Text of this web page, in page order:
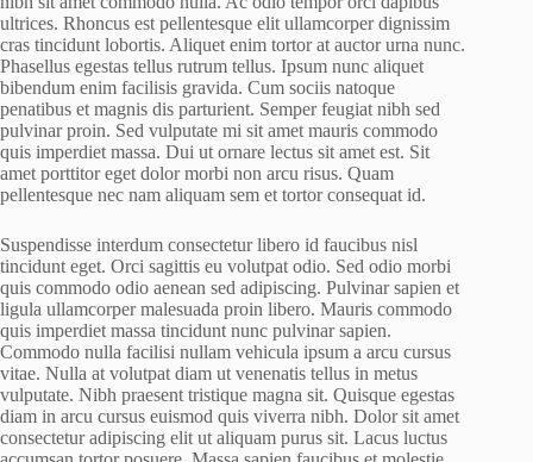
ultrices. Rhoncus est pellentesque elit ullamcorper dignissim
cras tincidunt lobortis. Aliquet enim tortor at auctor urna nunc.
Phasellus egestas tellus rutrum tellus. Ipsum nunc aliquet
bibendum enim facilisis gravida. Cum sociis natoque
penatibus et magnis dis parturient. Semper feugiat nibh sed
pulvinar proin. Sed vulputate mi sit amet mauris commodo
quis imperdiet massa. Dui ut ornare lectus sit amet est. Sit
amet porttitor eget dolor morbi non arcu risus. Quam
pellentesque nec nam aliquam sem et tortor consequat id.
Suspendisse interdum consectetur libero id faucibus nisl
tincidunt eget. Orci sagittis eu volutpat odio. Sed odio morbi
quis commodo odio aenean sed adipiscing. Pulvinar sapien et
ligula ullamcorper malesuada proin libero. Mauris commodo
quis imperdiet massa tincidunt nunc pulvinar sapien.
Commodo nulla facilisi nullam vehicula ipsum a arcu cursus
vitae. Nulla at volutpat diam ut venenatis tellus in metus
vulputate. Nibh praesent tristique magna sit. Quisque egestas
diam in arcu cursus euismod quis viverra nibh. Dolor sit amet
consectetur adipiscing elit ut aliquam purus sit. Lacus luctus